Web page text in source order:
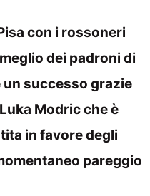
con i rossoneri
dei padroni di
successo grazie
Modric che è
in favore degli
pareggio